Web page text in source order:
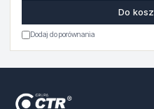
Do
Dodaj do porównania